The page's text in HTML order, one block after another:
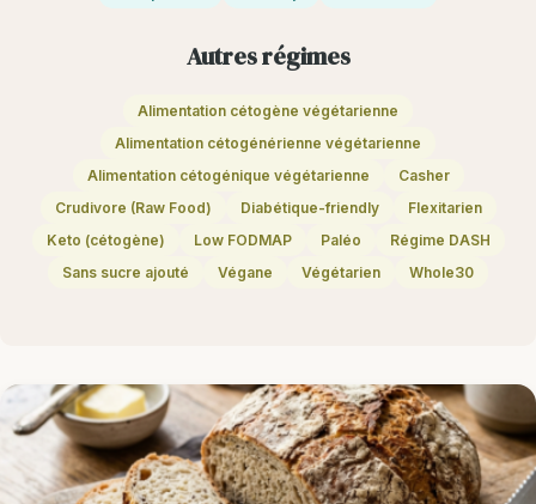
Autres régimes
Alimentation cétogène végétarienne
Alimentation cétogénérienne végétarienne
Alimentation cétogénique végétarienne
Casher
Crudivore (Raw Food)
Diabétique-friendly
Flexitarien
Keto (cétogène)
Low FODMAP Paléo
Régime DASH
Sans sucre ajouté
Végane Végétarien Whole30